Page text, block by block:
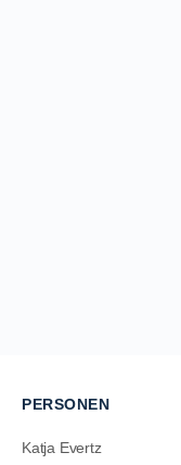
PERSONEN
Katja Evertz